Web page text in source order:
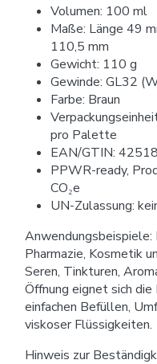
Volumen: 100 ml
Maße: Länge 49
110,5 mm
Gewicht: 110 g
Gewinde: GL32
Farbe: Braun
pro Palette
EAN/GTIN:
PPWR-ready,
CO₂e
UN-Zulassung:
Anwendungsbeispiele:
Pharmazie, Kosmetik
Seren, Tinkturen,
Öffnung eignet sich
einfachen Befüllen,
viskoser Flüssigkeiten.
Hinweis zur